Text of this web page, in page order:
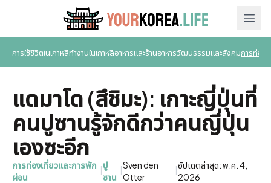
การใช้ชีวิตในเกาหลีทำงานในเกาหลีอาหารและร้านอาหารวัฒนธรรมและสังคมการท่อง
แดมาโด (สึชิมะ): เกาะญี่ปุ่นที่
คนปูซานรู้จักดีกว่าคนญี่ปุ่น
เองซะอีก
การท่องเที่ยวและการพัก
ผ่อน
|ปู
ซาน
|Sven den
Otter
|อัปเดตล่าสุด: พ.ค. 4,
2026